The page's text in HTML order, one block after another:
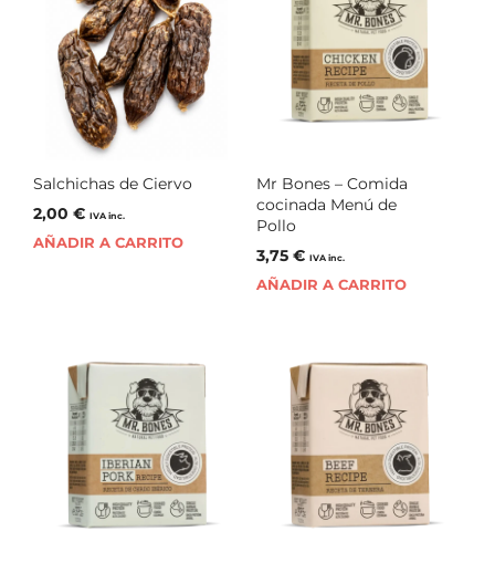
Salchichas de Ciervo
2,00 € IVA inc.
AÑADIR A CARRITO
Mr Bones – Comida
cocinada Menú de
Pollo
3,75 € IVA inc.
AÑADIR A CARRITO